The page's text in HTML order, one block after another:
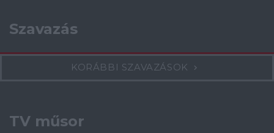
Szavazás
KORÁBBI SZAVAZÁSOK
TV műsor